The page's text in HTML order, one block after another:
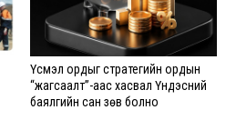
Үүсмэл ордыг стратегийн ордын
“жагсаалт”-аас хасвал Үндэсний
баялгийн сан зөв болно